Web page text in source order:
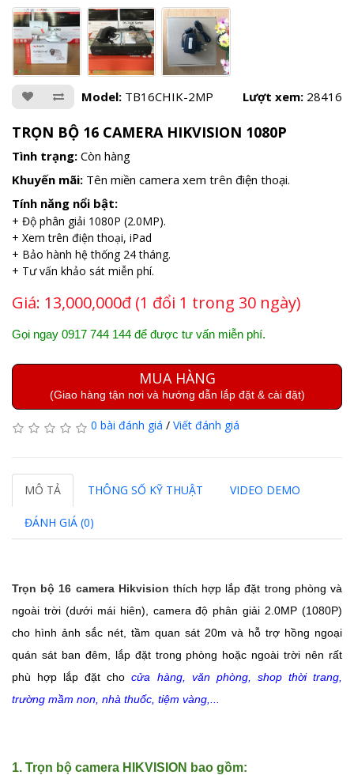
Model: TB16CHIK-2MP Lượt xem: 28416
TRỌN BỘ 16 CAMERA HIKVISION 1080P
Tình trạng: Còn hàng
Khuyến mãi: Tên miền camera xem trên điện thoại.
Tính năng nổi bật:
+ Độ phân giải 1080P (2.0MP).
+ Xem trên điện thoại, iPad
+ Bảo hành hệ thống 24 tháng.
+ Tư vấn khảo sát miễn phí.
Giá: 13,000,000đ (1 đổi 1 trong 30 ngày)
Gọi ngay 0917 744 144 để được tư vấn miễn phí.
MUA HÀNG
(Giao hàng tận nơi và hướng dẫn lắp đặt & cài đặt)
0 bài đánh giá / Viết đánh giá
MÔ TẢ THÔNG SỐ KỸ THUẬT VIDEO DEMO
ĐÁNH GIÁ (0)
Trọn bộ 16 camera Hikvision thích hợp lắp đặt trong phòng và
ngoài trời (dưới mái hiên), camerađộ phân giải 2.0MP (1080P)
cho hình ảnh sắc nét, tầm quan sát 20m và hỗ trợ hồng ngoại
quán sát ban đêm, lắp đặt trong phòng hoặc ngoài trời nên rất
phù hợp lắp đặt chocửa hàng, văn phòng, shop thời trang,
trường mầm non, nhà thuốc, tiệm vàng,...
1. Trọn bộ camera HIKVISION bao gồm: